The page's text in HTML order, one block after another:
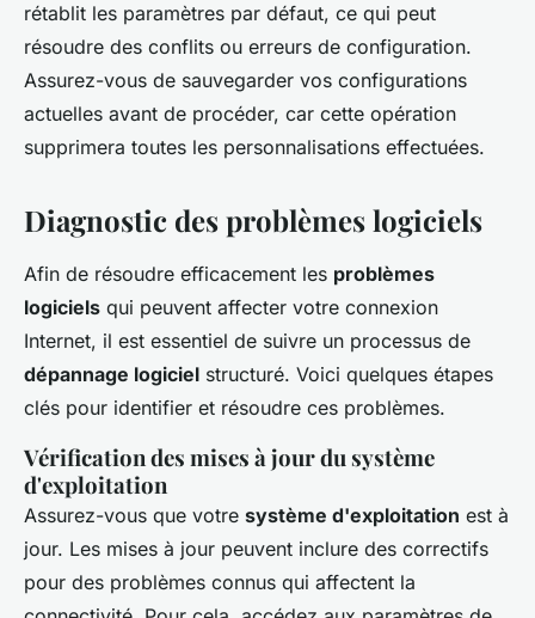
rétablit les paramètres par défaut, ce qui peut
résoudre des conflits ou erreurs de configuration.
Assurez-vous de sauvegarder vos configurations
actuelles avant de procéder, car cette opération
supprimera toutes les personnalisations effectuées.
Diagnostic des problèmes logiciels
Afin de résoudre efficacement les problèmes
logiciels qui peuvent affecter votre connexion
Internet, il est essentiel de suivre un processus de
dépannage logiciel structuré. Voici quelques étapes
clés pour identifier et résoudre ces problèmes.
Vérification des mises à jour du système
d'exploitation
Assurez-vous que votre système d'exploitation est à
jour. Les mises à jour peuvent inclure des correctifs
pour des problèmes connus qui affectent la